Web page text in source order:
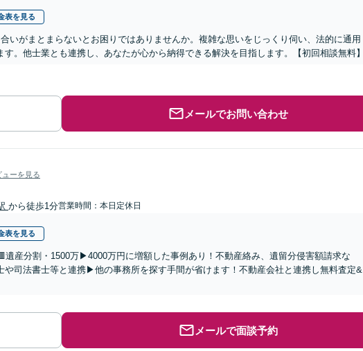
表を見る
いがまとまらないとお困りではありませんか。複雑な思いをじっくり伺い、法的に通用
。他士業とも連携し、あなたが心から納得できる解決を目指します。【初回相談無料】
メールでお問い合わせ
ューを見る
から徒歩1分営業時間：本日定休日
表を見る
遺産分割・1500万▶4000万円に増額した事例あり！不動産絡み、遺留分侵害額請求な
や司法書士等と連携▶他の事務所を探す手間が省けます！不動産会社と連携し無料査定&
メールで面談予約